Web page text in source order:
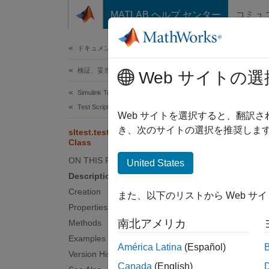
コンテンツへスキップ
MATLAB ヘルプ センター コミュ
ドキュメンテーションのホーム
検証、妥当性確認、テスト
Simulink Test
Test Scripts
sltest.testmanager.SpecifiedFault
Class
ON THIS PAGE
Description
Creation
Properties
Methods
Examples
Version History
Web サイトの選
Web サイトを選択すると、翻訳
き、次のサイトの選択を推奨しま
United States
また、以下のリストから Web サ
南北アメリカ
América Latina (Español)
Canada (English)